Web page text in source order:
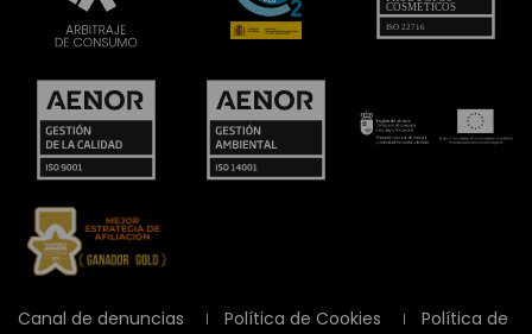
Canal de denuncias Política de Cookies
Política de